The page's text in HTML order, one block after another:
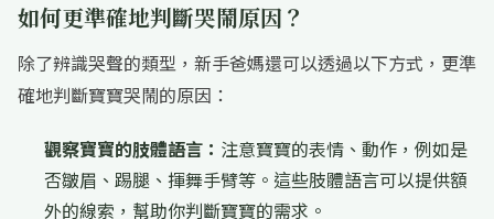
如何更準確地判斷哭鬧原因？
除了辨識哭聲的類型，新手爸媽還可以透過以下方式，更準
確地判斷寶寶哭鬧的原因：
觀察寶寶的肢體語言： 注意寶寶的表情、動作，例如是
否皺眉、踢腿、揮舞手臂等。這些肢體語言可以提供額
外的線索，幫助你判斷寶寶的需求。